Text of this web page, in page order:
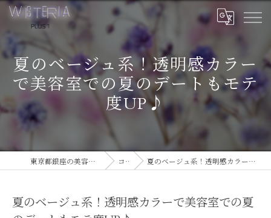
夏のベージュ系！透明感カラー
で美容室での夏のデートもモテ
度UP♪
東京都銀座の美容室ならWISTERIA PLUS 1 コラム 夏のベージュ系！透明感カラーで美容室での夏のデートもモテ度UP♪
夏のベージュ系！透明感カラーで美容室での夏